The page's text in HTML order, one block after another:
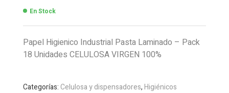
En Stock
Papel Higienico Industrial Pasta Laminado – Pack
18 Unidades CELULOSA VIRGEN 100%
Categorías:Celulosa y dispensadores,Higiénicos